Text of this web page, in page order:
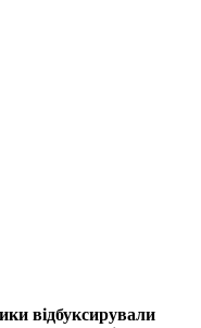
відбуксирували